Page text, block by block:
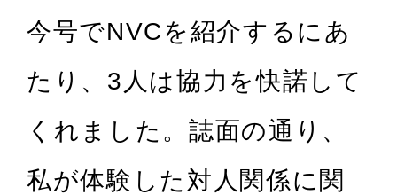
今号でNVCを紹介するにあ
たり、3人は協力を快諾して
くれました。誌面の通り、
私が体験した対人関係に関